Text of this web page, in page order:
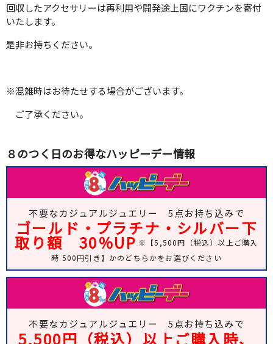
回収したアクセサリーは再利用や開発途上国にワクチンを寄付
いたします。
是非お持ちください。
※混雑時はお待たせする場合がございます。
ご了承ください。
８のつく日のお得なハッピーデー情報
不要なカジュアルジュエリー 5点お持ち込みで
ゴールド・プラチナ・シルバー下
取り額 30％UP ※【5,500円（税込）以上ご購入
時 500円引き】かのどちらかをお選びください
不要なカジュアルジュエリー 5点お持ち込みで
5,500円（税込）以上ご購入時、